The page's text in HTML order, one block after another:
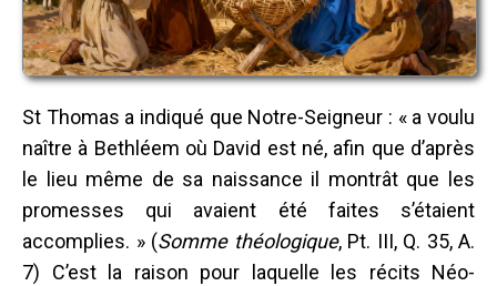
St Thomas a indiqué que Notre-Seigneur : « a voulu
naître à Bethléem où David est né, afin que d’après
le lieu même de sa naissance il montrât que les
promesses qui avaient été faites s’étaient
accomplies. » (Somme théologique, Pt. III, Q. 35, A.
7) C’est la raison pour laquelle les récits Néo-